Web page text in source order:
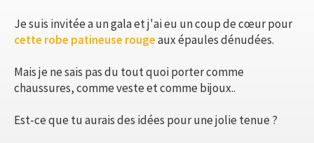
Je suis invitée a un gala et j'ai eu un coup de cœur pour
cette robe patineuse rougeaux épaules dénudées.
Mais je ne sais pas du tout quoi porter comme
chaussures, comme veste et comme bijoux..
Est-ce que tu aurais des idées pour une jolie tenue ?